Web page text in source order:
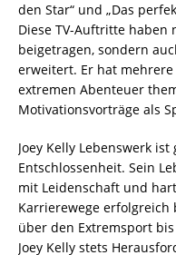
den Star“ und „Das
Diese TV-Auftritte
beigetragen, sondern
erweitert. Er hat
extremen Abenteuer
Motivationsvorträge als
Joey Kelly Lebenswerk
Entschlossenheit. Sein
mit Leidenschaft und
Karrierewege erfolgreich
über den Extremsport
Joey Kelly stets